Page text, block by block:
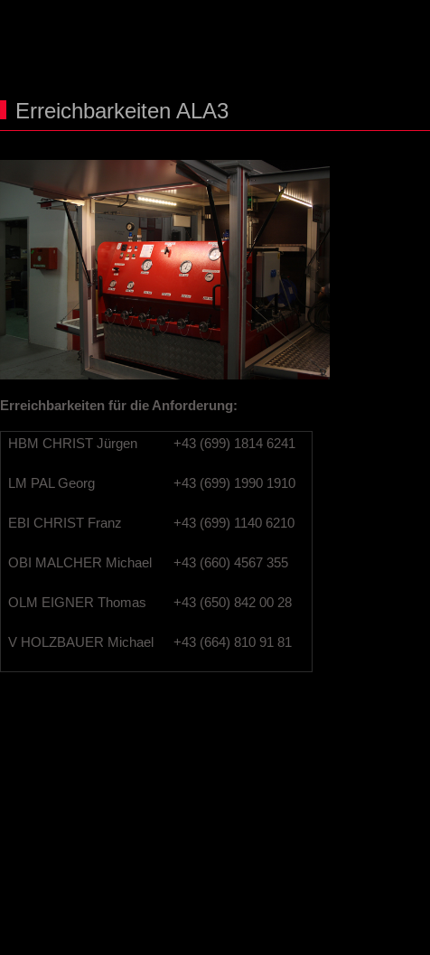
Erreichbarkeiten ALA3
Erreichbarkeiten für die Anforderung:
HBM CHRIST Jürgen +43 (699) 1814 6241
LM PAL Georg +43 (699) 1990 1910
EBI CHRIST Franz +43 (699) 1140 6210
OBI MALCHER Michael +43 (660) 4567 355
OLM EIGNER Thomas +43 (650) 842 00 28
V HOLZBAUER Michael +43 (664) 810 91 81